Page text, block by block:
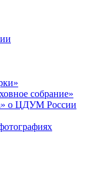
собрание»
о ЦДУМ России